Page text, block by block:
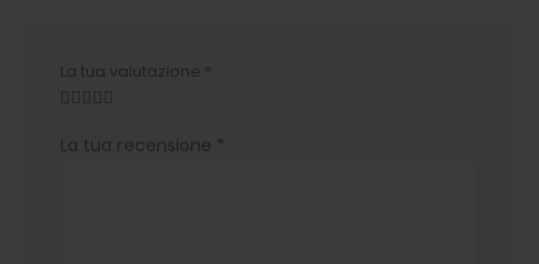
La tua valutazione *
La tua recensione *